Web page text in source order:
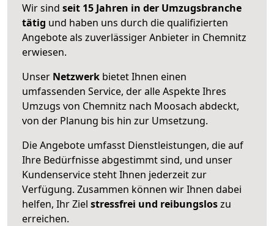
Wir sind seit 15 Jahren in der Umzugsbranche
tätig und haben uns durch die qualifizierten
Angebote als zuverlässiger Anbieter in Chemnitz
erwiesen.
Unser Netzwerk bietet Ihnen einen
umfassenden Service, der alle Aspekte Ihres
Umzugs von Chemnitz nach Moosach abdeckt,
von der Planung bis hin zur Umsetzung.
Die Angebote umfasst Dienstleistungen, die auf
Ihre Bedürfnisse abgestimmt sind, und unser
Kundenservice steht Ihnen jederzeit zur
Verfügung. Zusammen können wir Ihnen dabei
helfen, Ihr Ziel stressfrei und reibungsloszu
erreichen.